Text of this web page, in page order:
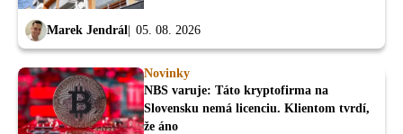
Marek Jendrál 05. 08. 2026
Novinky
NBS varuje: Táto kryptofirma na
Slovensku nemá licenciu. Klientom tvrdí,
že áno